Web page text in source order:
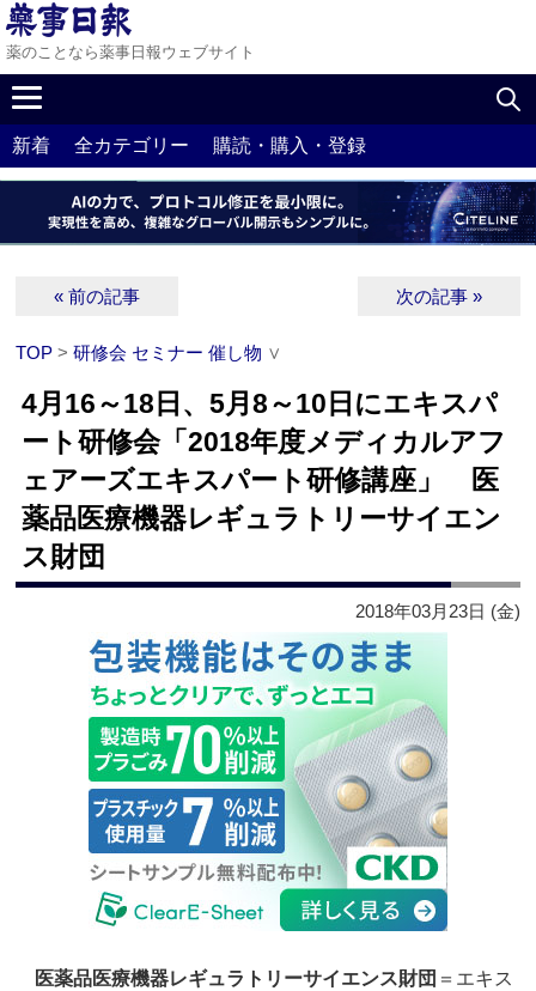
薬のことなら薬事日報ウェブサイト
新着 全カテゴリー 購読・購入・登録
« 前の記事 次の記事 »
TOP >研修会 セミナー 催し物 ∨
4月16～18日、5月8～10日にエキスパ
ート研修会「2018年度メディカルアフ
ェアーズエキスパート研修講座」 医
薬品医療機器レギュラトリーサイエン
ス財団
2018年03月23日 (金)
医薬品医療機器レギュラトリーサイエンス財団 ＝エキス